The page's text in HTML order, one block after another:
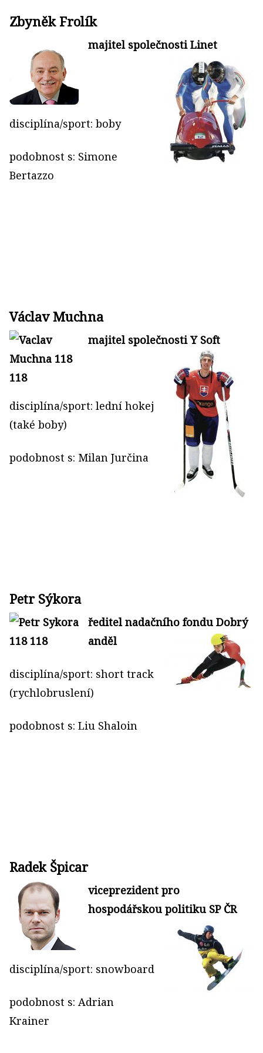
Zbyněk Frolík
majitel společnosti Linet
disciplína/sport: boby
podobnost s: Simone
Bertazzo
Václav Muchna
majitel společnosti Y Soft
disciplína/sport: lední hokej
(také boby)
podobnost s: Milan Jurčina
Petr Sýkora
ředitel nadačního fondu Dobrý
anděl
disciplína/sport: short track
(rychlobruslení)
podobnost s: Liu Shaloin
Radek Špicar
viceprezident pro
hospodářskou politiku SP ČR
disciplína/sport: snowboard
podobnost s: Adrian
Krainer